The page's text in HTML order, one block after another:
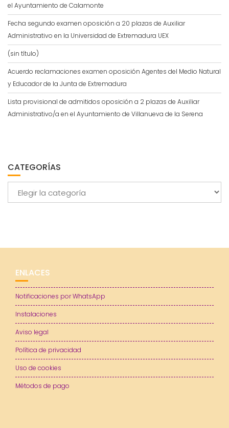
el Ayuntamiento de Calamonte
Fecha segundo examen oposición a 20 plazas de Auxiliar
Administrativo en la Universidad de Extremadura UEX
(sin título)
Acuerdo reclamaciones examen oposición Agentes del Medio Natural
y Educador de la Junta de Extremadura
Lista provisional de admitidos oposición a 2 plazas de Auxiliar
Administrativo/a en el Ayuntamiento de Villanueva de la Serena
CATEGORÍAS
ENLACES
Notificaciones por WhatsApp
Instalaciones
Aviso legal
Política de privacidad
Uso de cookies
Métodos de pago